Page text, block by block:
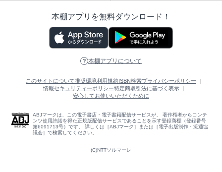
本棚アプリを無料ダウンロード！
本棚アプリについて
このサイトについて推奨環境利用規約 ISBN検索プライバシーポリシー
情報セキュリティーポリシー特定商取引法に基づく表示
安心してお使いいただくために
ABJマークは、この電子書店・電子書籍配信サービスが、 著作権者からコンテ
ンツ使用許諾を得た正規版配信サービスであることを示す登録商標（登録番号
第6091713号）です。 詳しくは［ABJマーク］または［電子出版制作・流通協
議会］で検索してください。
(C)NTTソルマーレ